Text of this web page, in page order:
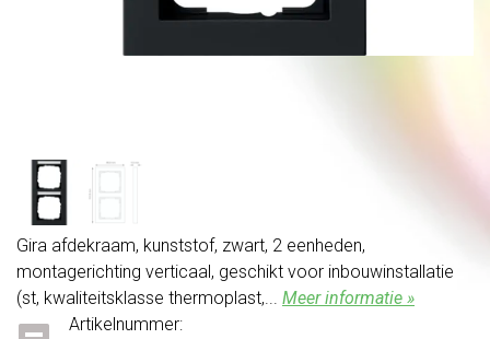
Gira afdekraam, kunststof, zwart, 2 eenheden,
montagerichting verticaal, geschikt voor inbouwinstallatie
(st, kwaliteitsklasse thermoplast,... Meer informatie »
Artikelnummer: